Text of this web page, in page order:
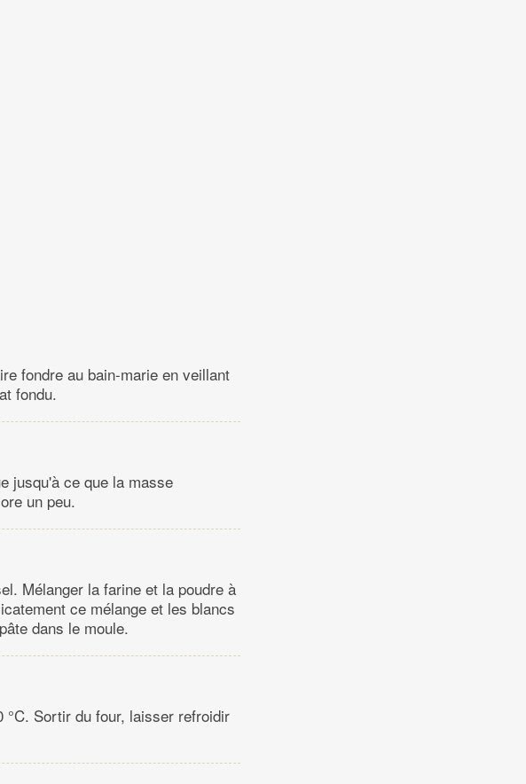
fondre au bain-marie en veillant
fondu.
jusqu'à ce que la masse
un peu.
Mélanger la farine et la poudre à
ce mélange et les blancs
dans le moule.
°C. Sortir du four, laisser refroidir